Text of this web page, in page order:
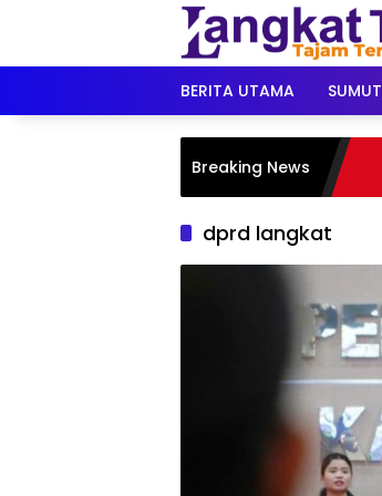
BERITA UTAMA
SUMUT
Breaking News
dprd langkat